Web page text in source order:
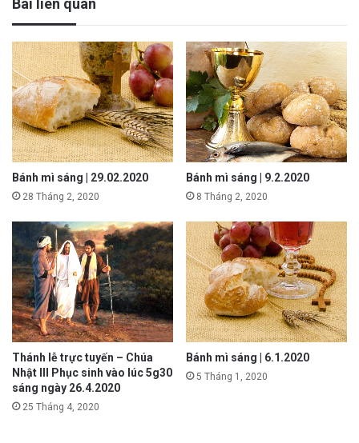
Bài liên quan
Bánh mì sáng | 29.02.2020
28 Tháng 2, 2020
Bánh mì sáng | 9.2.2020
8 Tháng 2, 2020
Thánh lễ trực tuyến – Chúa
Nhật III Phục sinh vào lúc 5g30
sáng ngày 26.4.2020
25 Tháng 4, 2020
Bánh mì sáng | 6.1.2020
5 Tháng 1, 2020